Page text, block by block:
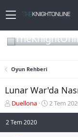
Oyun Rehberi
Lunar War'da
K
o
n
Duellona
B
a
2 Tem
2 Tem 2020